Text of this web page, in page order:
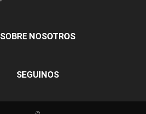
SOBRE NOSOTROS
SEGUINOS